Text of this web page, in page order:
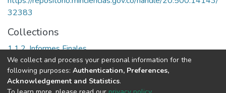
32383
Collections
1.1.2. Informes Finales
Full item page
We collect and process your personal information for the
following purposes: Authentication, Preferences,
Acknowledgement and Statistics.